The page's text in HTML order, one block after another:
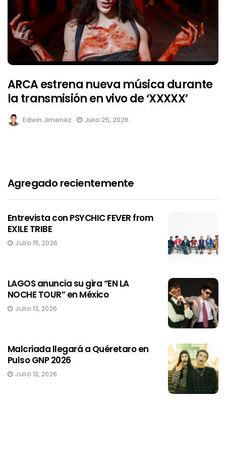
ARCA estrena nueva música durante
la transmisión en vivo de ‘XXXXX’
Edwin Jimenez Julio 25, 2026
Agregado recientemente
Entrevista con PSYCHIC FEVER from
EXILE TRIBE
Julio 15, 2026
LAGOS anuncia su gira “EN LA
NOCHE TOUR” en México
Julio 13, 2026
Malcriada llegará a Quéretaro en
Pulso GNP 2026
Julio 13, 2026